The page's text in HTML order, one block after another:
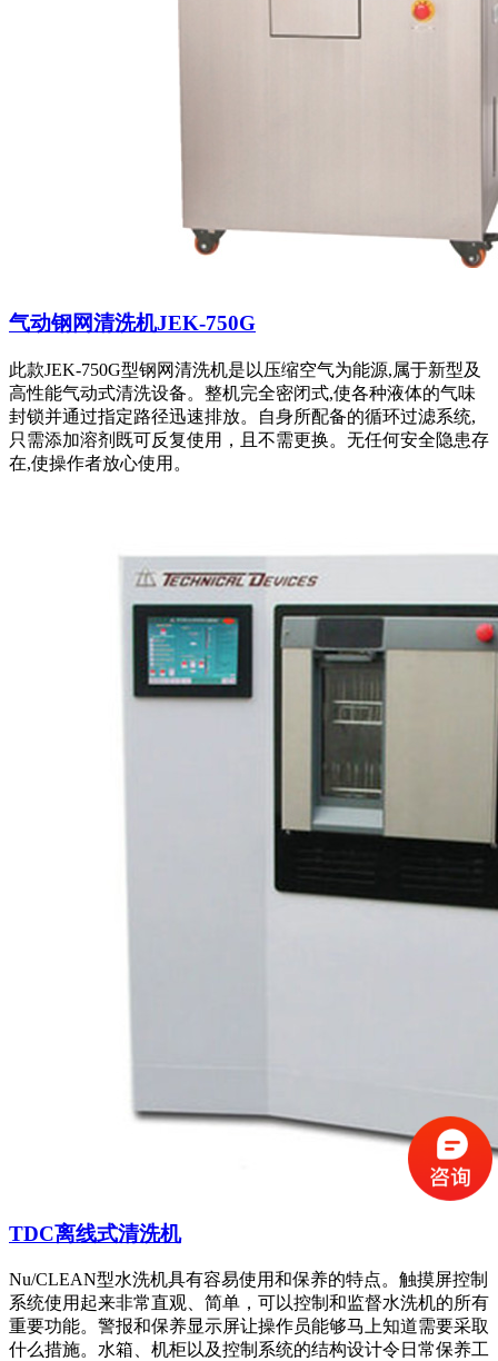
气动钢网清洗机JEK-750G
此款JEK-750G型钢网清洗机是以压缩空气为能源,属于新型及
高性能气动式清洗设备。整机完全密闭式,使各种液体的气味
封锁并通过指定路径迅速排放。自身所配备的循环过滤系统,
只需添加溶剂既可反复使用，且不需更换。无任何安全隐患存
在,使操作者放心使用。
TDC离线式清洗机
Nu/CLEAN型水洗机具有容易使用和保养的特点。触摸屏控制
系统使用起来非常直观、简单，可以控制和监督水洗机的所有
重要功能。警报和保养显示屏让操作员能够马上知道需要采取
什么措施。水箱、机柜以及控制系统的结构设计令日常保养工